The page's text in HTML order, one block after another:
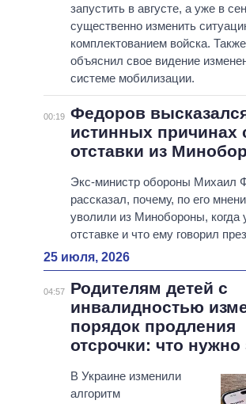
запустить в августе, а уже в
существенно изменить
комплектованием войска.
объяснил свое видение
системе мобилизации.
00:19 Федоров
истинных причинах
отставки из
Экс-министр обороны Михаил
рассказал, почему, по его
уволили из Минобороны, когда
отставке и что ему говорил
25 июля, 2026
04:57
Родителям детей с
инвалидностью
порядок продления
отсрочки: что нужно
В Украине изменили
алгоритм